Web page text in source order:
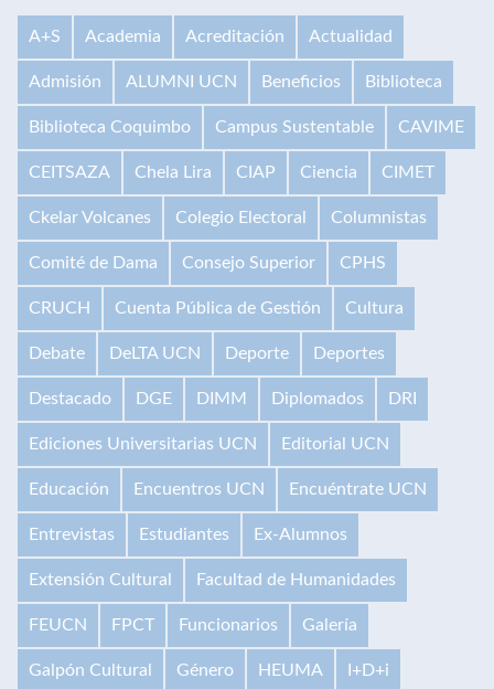
A+S Academia Acreditación Actualidad
Admisión ALUMNI UCN Beneficios Biblioteca
Biblioteca Coquimbo Campus Sustentable CAVIME
CEITSAZA Chela Lira CIAP Ciencia CIMET
Ckelar Volcanes Colegio Electoral Columnistas
Comité de Dama Consejo Superior CPHS
CRUCH Cuenta Pública de Gestión Cultura
Debate DeLTA UCN Deporte Deportes
Destacado DGE DIMM Diplomados DRI
Ediciones Universitarias UCN Editorial UCN
Educación Encuentros UCN Encuéntrate UCN
Entrevistas Estudiantes Ex-Alumnos
Extensión Cultural Facultad de Humanidades
FEUCN FPCT Funcionarios Galería
Galpón Cultural Género HEUMA I+D+i